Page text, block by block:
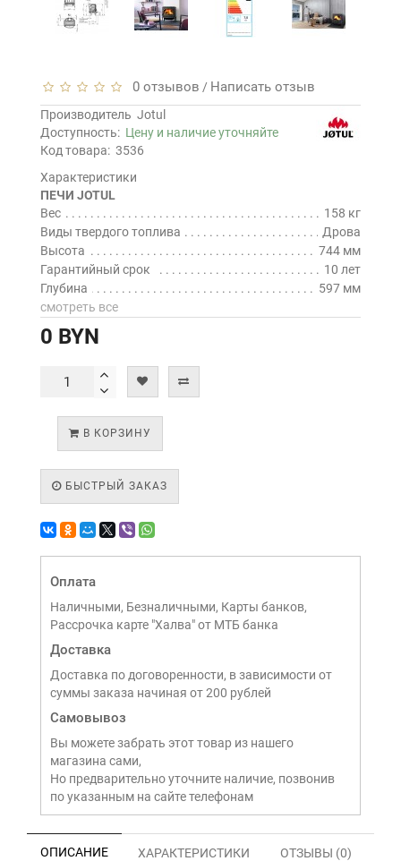
0 отзывов / Написать отзыв
Производитель Jotul
Доступность: Цену и наличие уточняйте
Код товара: 3536
Характеристики
ПЕЧИ JOTUL
Вес
158 кг
Виды твердого топлива
Дрова
Высота
744 мм
Гарантийный срок
10 лет
Глубина
597 мм
смотреть все
0 BYN
В КОРЗИНУ
БЫСТРЫЙ ЗАКАЗ
Оплата
Наличными, Безналичными, Карты банков,
Рассрочка карте "Халва" от МТБ банка
Доставка
Доставка по договоренности, в зависимости от
суммы заказа начиная от 200 рублей
Самовывоз
Вы можете забрать этот товар из нашего
магазина сами,
Но предварительно уточните наличие, позвонив
по указанным на сайте телефонам
ОПИСАНИЕ ХАРАКТЕРИСТИКИ ОТЗЫВЫ (0)